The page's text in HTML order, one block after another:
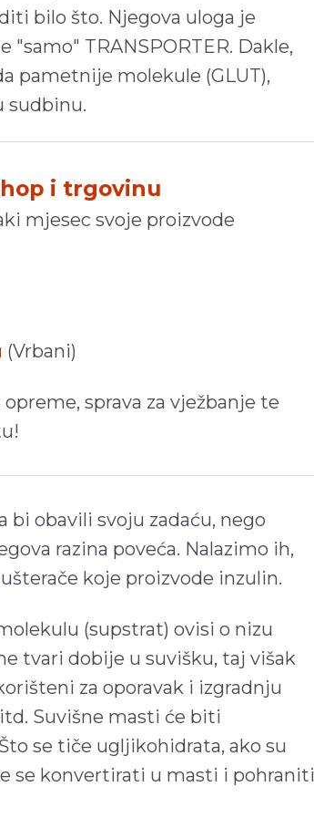
bilo što. Njegova uloga je
TRANSPORTER. Dakle,
pametnije molekule (GLUT),
sudbinu.
i trgovinu
mjesec svoje proizvode
(Vrbani)
sprava za vježbanje te
bi obavili svoju zadaću, nego
razina poveća. Nalazimo ih,
koje proizvode inzulin.
(supstrat) ovisi o nizu
tvari dobije u suvišku, taj višak
za oporavak i izgradnju
Suvišne masti će biti
se tiče ugljikohidrata, ako su
se konvertirati u masti i pohraniti